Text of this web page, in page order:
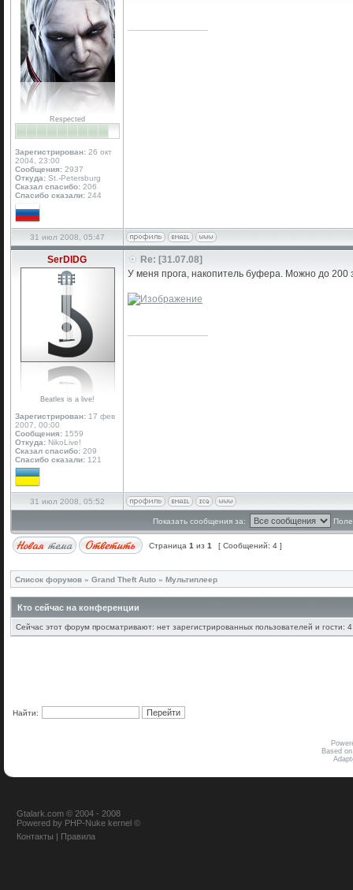
Respected
Зарегистрирован: 26 окт
2004, 23:00
Сообщения: 2937
Откуда: St.-Petersburg
Сказал спасибо: 206
Спасибо сказали: 244
31 июл 2008, 05:47
SerDIDG
Beatles is a live!
Зарегистрирован: 17 фев
2007, 00:00
Сообщения: 1559
Откуда: NikoLive!
Сказал спасибо: 209
Спасибо сказали: 121
Re: [31.07.08]
У меня прога, накопитель буфера. Можно до 200
31 июл 2008, 05:52
Показать сообщения за:
Страница 1 из 1 [ Сообщений: 4 ]
Список форумов » Grand Theft Auto » Мультиплеер
Кто сейчас на конференции
Сейчас этот форум просматривают: нет зарегистрированных пользователей и гости: 4
Найти:
Based
Gtalark.com © 2004 - 2008
Powered by PHP-Nuke kernel ©
Контакты | Правила